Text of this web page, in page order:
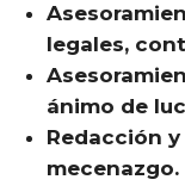
legales,
ánimo de
Redacción
mecenazgo.